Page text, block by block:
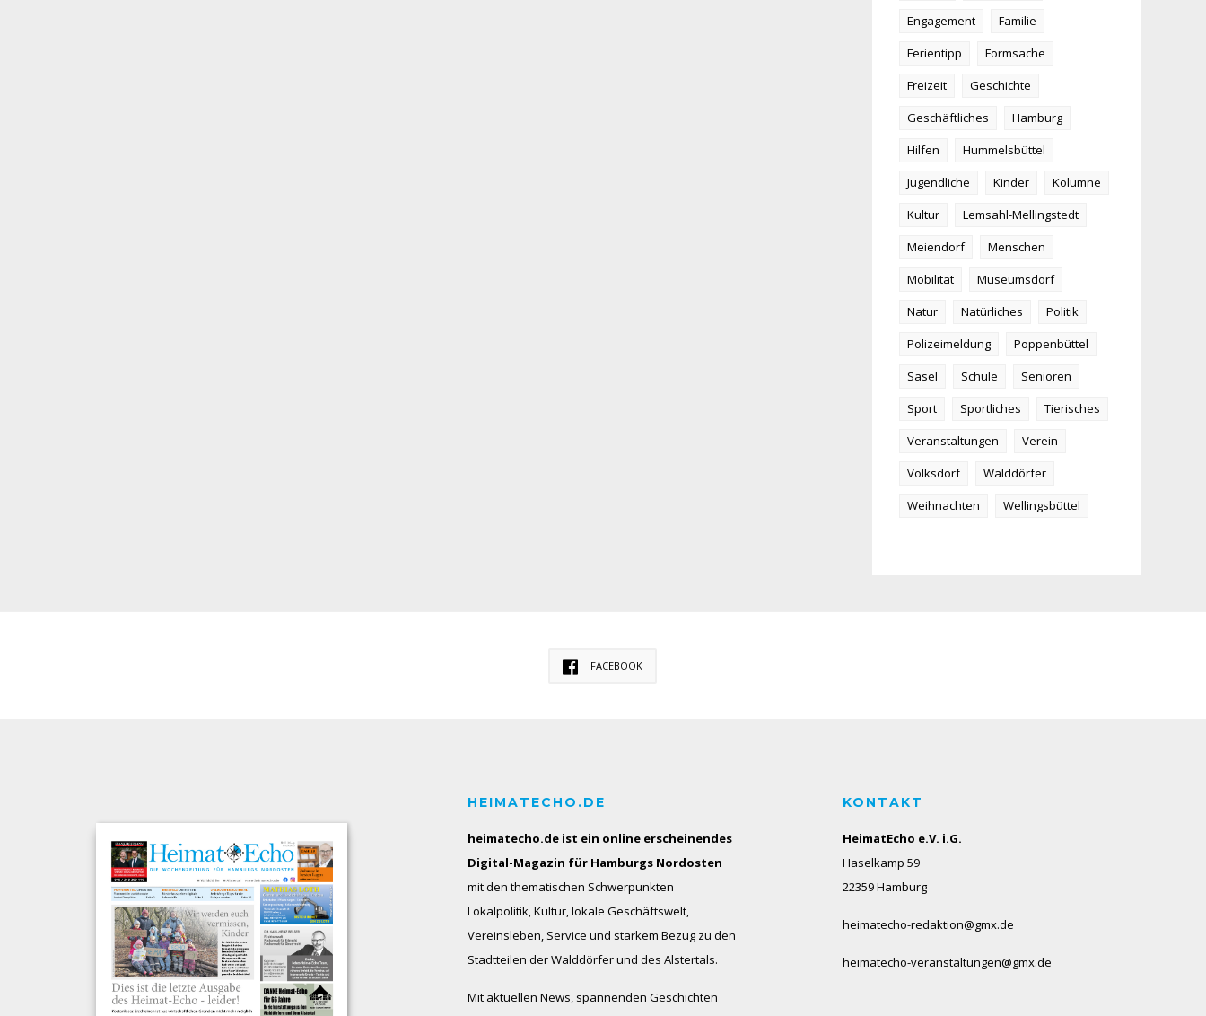
Engagement
Familie
Ferientipp
Formsache
Freizeit
Geschichte
Geschäftliches
Hamburg
Hilfen
Hummelsbüttel
Jugendliche
Kinder
Kolumne
Kultur
Lemsahl-Mellingstedt
Meiendorf
Menschen
Mobilität
Museumsdorf
Natur
Natürliches
Politik
Polizeimeldung
Poppenbüttel
Sasel
Schule
Senioren
Sport
Sportliches
Tierisches
Veranstaltungen
Verein
Volksdorf
Walddörfer
Weihnachten
Wellingsbüttel
FACEBOOK
HEIMATECHO.DE
heimatecho.de ist ein online erscheinendes
Digital-Magazin für Hamburgs Nordosten
mit den thematischen Schwerpunkten
Lokalpolitik, Kultur, lokale Geschäftswelt,
Vereinsleben, Service und starkem Bezug zu den
Stadtteilen der Walddörfer und des Alstertals.
Mit aktuellen News, spannenden Geschichten
KONTAKT
HeimatEcho e.V. i.G.
Haselkamp 59
22359 Hamburg
heimatecho-redaktion@gmx.de
heimatecho-veranstaltungen@gmx.de